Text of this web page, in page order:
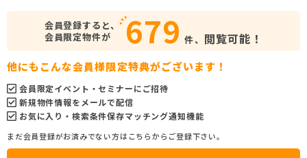
会員登録すると、
会員限定物件が
679 件、 閲覧可能！
他にもこんな会員様限定特典がございます！
会員限定イベント・セミナーにご招待
新規物件情報をメールで配信
お気に入り・検索条件保存マッチング通知機能
まだ会員登録がお済みでない方はこちらからご登録下さい。